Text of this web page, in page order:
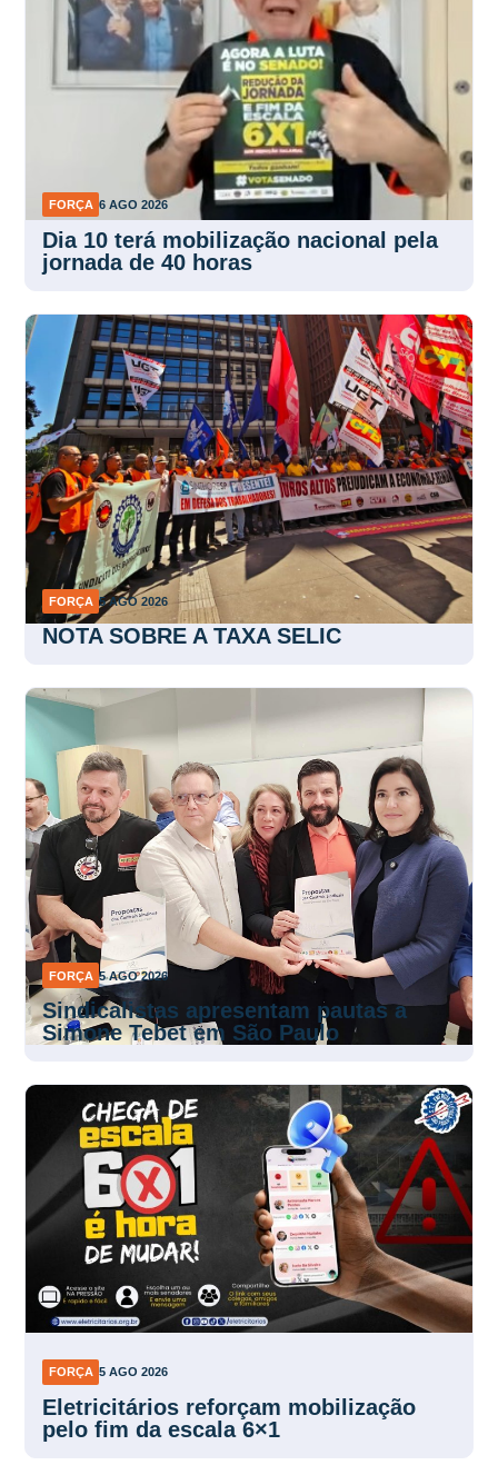
FORÇA 6 AGO 2026
Dia 10 terá mobilização nacional pela
jornada de 40 horas
FORÇA 5 AGO 2026
NOTA SOBRE A TAXA SELIC
FORÇA 5 AGO 2026
Sindicalistas apresentam pautas a
Simone Tebet em São Paulo
FORÇA 5 AGO 2026
Eletricitários reforçam mobilização
pelo fim da escala 6×1